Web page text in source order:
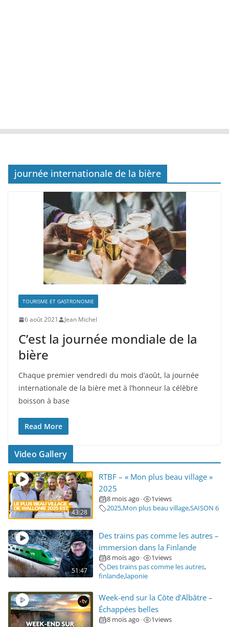
journée internationale de la bière
TOURISME ET GASTRONOMIE
6 août 2021 Jean Michel
C’est la journée mondiale de la
bière
Chaque premier vendredi du mois d’août, la journée
internationale de la bière met à l’honneur la célèbre
boisson à base
Read More
Video Gallery
43:28
RTBF – « Mon plus beau village »
2025
8 mois ago • 1views
2025,Mon plus beau village,SAISON 6
51:47
Des trains pas comme les autres –
immersion dans la Finlande
8 mois ago • 1views
Des trains pas comme les autres,
finlande,laponie
Week-end sur la Côte d’Albâtre –
Échappées belles
8 mois ago • 1views